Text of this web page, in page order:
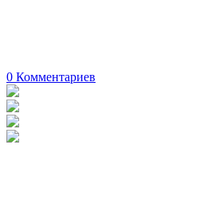
0 Комментариев